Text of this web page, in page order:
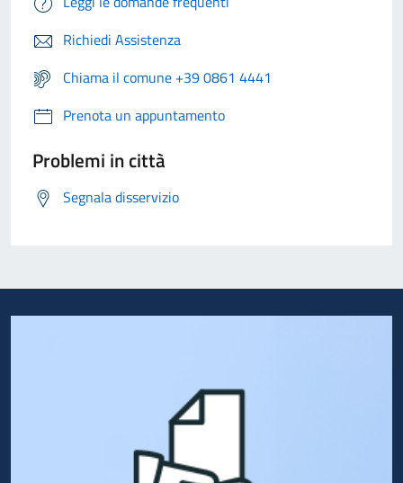
Richiedi Assistenza
Chiama il comune +39 0861 4441
Prenota un appuntamento
Problemi in città
Segnala disservizio